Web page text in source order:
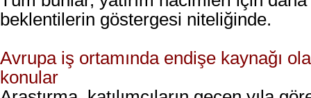
beklentilerin göstergesi niteliğinde.
Avrupa iş ortamında endişe kaynağı
konular